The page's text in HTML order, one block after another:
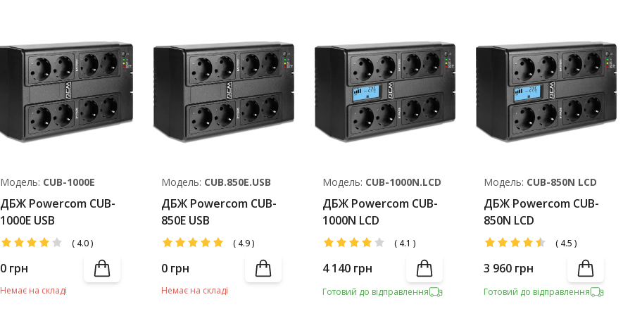
Модель: CUB-1000E
ДБЖ Powercom CUB-
1000E USB
( 4.0)
0 грн
Немає на складі
Модель: CUB.850E.USB
ДБЖ Powercom CUB-
850E USB
( 4.9)
0 грн
Немає на складі
Модель: CUB-1000N.LCD
ДБЖ Powercom CUB-
1000N LCD
( 4.1 )
4 140 грн
Готовий до відправлення
Модель: CUB-850N LCD
ДБЖ Powercom CUB-
850N LCD
( 4.5 )
3 960 грн
Готовий до відправлення